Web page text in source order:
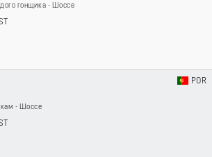
гонщика - Шоссе
POR
- Шоссе